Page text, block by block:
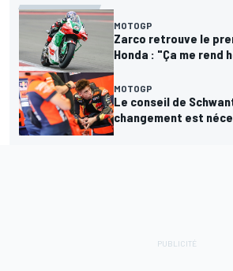
MOTOGP
Zarco retrouve le
Honda : "Ça me rend
MOTOGP
Le conseil de
changement est